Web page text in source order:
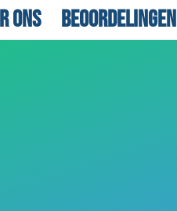
ons Beoordelingen